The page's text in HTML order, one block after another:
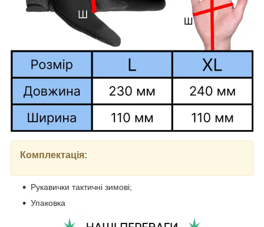
Комплектація:
Рукавички тактичні зимові;
Упаковка